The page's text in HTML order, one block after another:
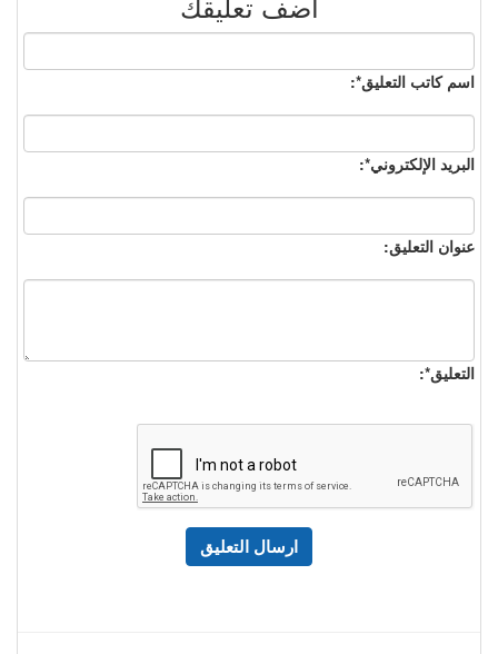
اسم كاتب التعليق*:
البريد الإلكتروني*:
عنوان التعليق:
التعليق*: